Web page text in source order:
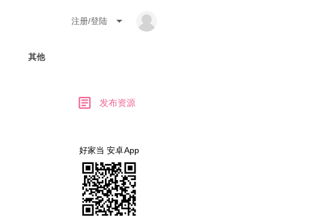
注册/登陆 arrow_drop_down
其他
article 发布资源
好家当 安卓App